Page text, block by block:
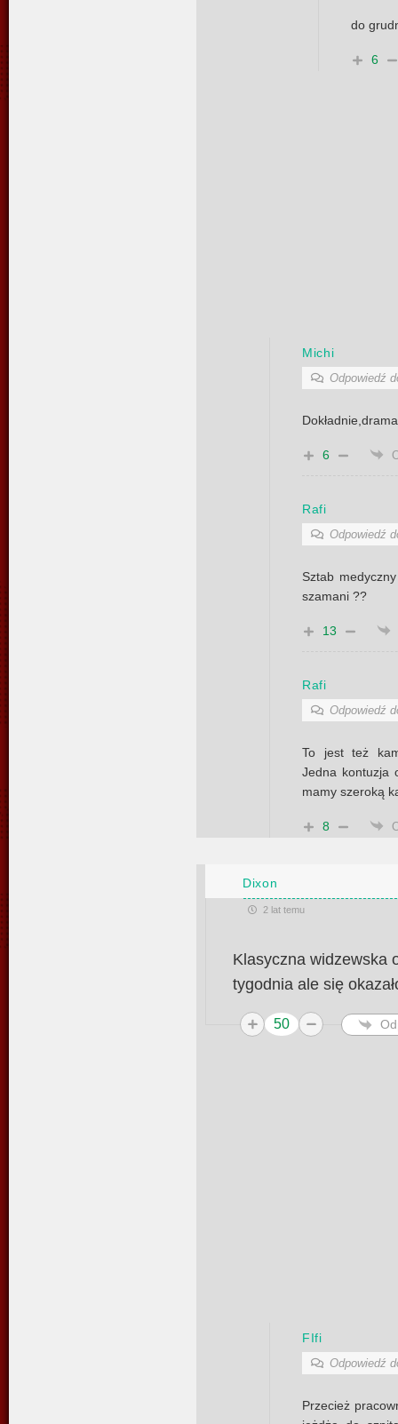
do
6
Michi
Odpowiedź
6
Rafi
Odpowiedź
Sztab
szamani ??
13
Rafi
Odpowiedź
To jest też
Jedna kontuzja
mamy szeroką
8
Dixon
2 lat temu
Klasyczna widzewska
tygodnia ale się
50
FIfi
Odpowiedź
Przecież